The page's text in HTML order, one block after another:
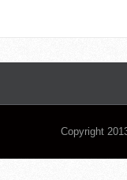
Copyright